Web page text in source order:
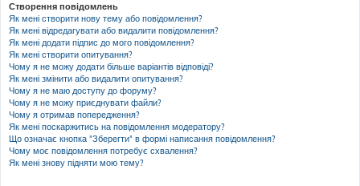
Створення повідомлень
Як мені створити нову тему або повідомлення?
Як мені відредагувати або видалити повідомлення?
Як мені додати підпис до мого повідомлення?
Як мені створити опитування?
Чому я не можу додати більше варіантів відповіді?
Як мені змінити або видалити опитування?
Чому я не маю доступу до форуму?
Чому я не можу приєднувати файли?
Чому я отримав попередження?
Як мені поскаржитись на повідомлення модератору?
Що означає кнопка "Зберегти" в формі написання повідомлення?
Чому моє повідомлення потребує схвалення?
Як мені знову підняти мою тему?